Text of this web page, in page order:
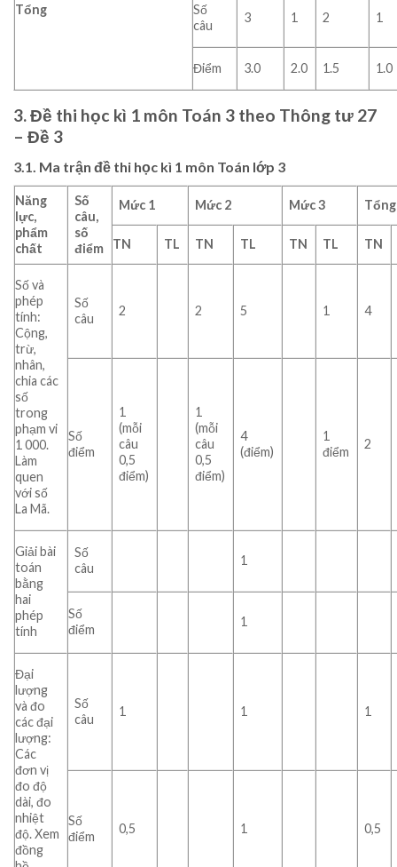
Tổng
Số
câu
3 1 2 1
Điểm 3.0 2.0 1.5 1.0
3. Đề thi học kì 1 môn Toán 3 theo Thông tư 27
– Đề 3
3.1. Ma trận đề thi học kì 1 môn Toán lớp 3
Năng
lực,
phẩm
chất
Số
câu,
số
điểm
Mức 1 Mức 2 Mức 3 Tổng
TN TL TN TL TN TL TN
Số và
phép
tính:
Cộng,
trừ,
nhân,
chia các
số
trong
phạm vi
1 000.
Làm
quen
với số
La Mã.
Số
câu
2 2 5 1 4
Số
điểm
1
(mỗi
câu
0,5
điểm)
1
(mỗi
câu
0,5
điểm)
4
(điểm)
1
điểm
2
Giải bài
toán
bằng
hai
phép
tính
Số
câu
1
Số
điểm
1
Đại
lượng
và đo
các đại
lượng:
Các
đơn vị
đo độ
dài, đo
nhiệt
độ. Xem
đồng
Số
câu
1 1 1
Số
điểm
0,5 1 0,5